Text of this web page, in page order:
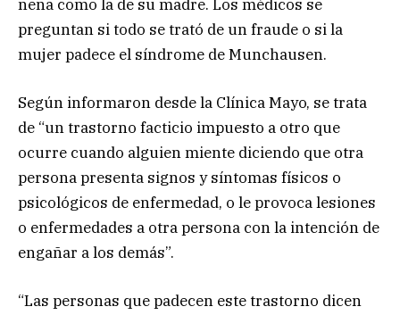
nena como la de su madre. Los médicos se
preguntan si todo se trató de un fraude o si la
mujer padece el síndrome de Munchausen.
Según informaron desde la Clínica Mayo, se trata
de “un trastorno facticio impuesto a otro que
ocurre cuando alguien miente diciendo que otra
persona presenta signos y síntomas físicos o
psicológicos de enfermedad, o le provoca lesiones
o enfermedades a otra persona con la intención de
engañar a los demás”.
“Las personas que padecen este trastorno dicen